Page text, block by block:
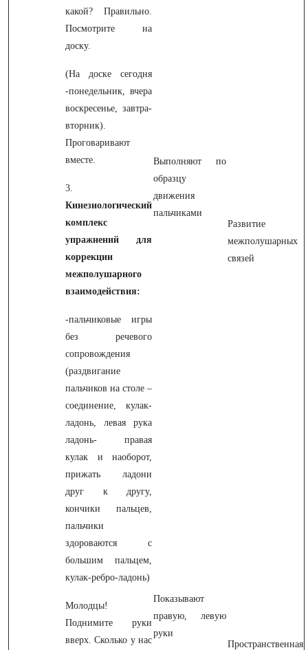
какой? Правильно.
Посмотрите на
доску.
(На доске сегодня
-понедельник, вчера
воскресенье, завтра-
вторник).
Проговаривают
вместе.
3.
Кинезиологический
комплекс
упражнений для
коррекции
межполушарного
взаимодействия:
-пальчиковые игры
без речевого
сопровождения
(раздвигание
пальчиков на столе –
соединение, кулак-
ладонь, левая рука
ладонь- правая
кулак и наоборот,
прижать ладони
друг к другу,
кончики пальцев,
пальчики
здороваются с
большим пальцем,
кулак-ребро-ладонь)
Молодцы!
Поднимите руки
вверх. Сколько у нас
Выполняют по
образцу
движения
пальчиками
Показывают
правую, левую
руки
Развитие
межполушарных
связей
Пространственная